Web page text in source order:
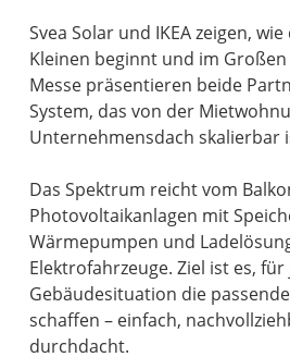
Svea Solar und IKEA zeigen,
Kleinen beginnt und im
Messe präsentieren beide
System, das von der
Unternehmensdach skalierbar
Das Spektrum reicht vom
Photovoltaikanlagen mit
Wärmepumpen und
Elektrofahrzeuge. Ziel ist es,
Gebäudesituation die
schaffen – einfach,
durchdacht.